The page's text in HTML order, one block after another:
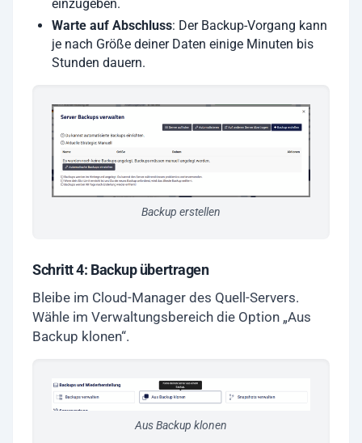
einzugeben.
Warte auf Abschluss: Der Backup-Vorgang kann
je nach Größe deiner Daten einige Minuten bis
Stunden dauern.
Backup erstellen
Schritt 4: Backup übertragen
Bleibe im Cloud-Manager des Quell-Servers.
Wähle im Verwaltungsbereich die Option „Aus
Backup klonen“.
Aus Backup klonen